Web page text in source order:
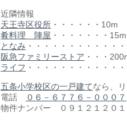
近隣情報
天王寺区役所 ・・・・・・10m
肴料理 陣屋 ・・・・・・・15m
となみ ・・・・・・・・・・・
阪急ファミリーストア ・・・
ライフ ・・・・・・・・・・・
五条小学校区の一戸建てなら、
電話
０６－６７７６－０００７
物件ナンバー ０９１２１２０１